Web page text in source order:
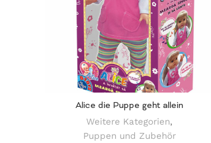
Alice die Puppe geht allein
Weitere Kategorien,
Puppen und Zubehör